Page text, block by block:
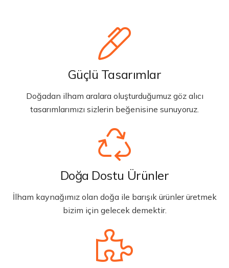
Güçlü Tasarımlar
Doğadan ilham aralara oluşturduğumuz göz alıcı
tasarımlarımızı sizlerin beğenisine sunuyoruz.
Doğa Dostu Ürünler
İlham kaynağımız olan doğa ile barışık ürünler üretmek
bizim için gelecek demektir.